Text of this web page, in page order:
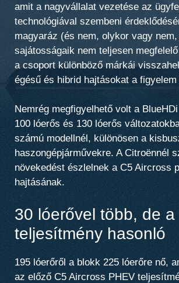
amit a nagyvállalat vezetése az
technológiával szembeni
magyaráz (és nem, olykor vagy
sajátosságaik nem teljesen
a csoport különböző márkái
égésű és hibrid hajtásokat a
Nemrég megfigyelhető volt a
100 lóerős és 130 lóerős
számú modellnél, különösen a
haszongépjárművekre. A Citroënnél
növekedést észlelnek a C5 Aircross
hajtásának.
30 lóerővel több, de a
teljesítmény hasonló
195 lóerőről a blokk 225 lóerőre nő,
az előző C5 Aircross PHEV